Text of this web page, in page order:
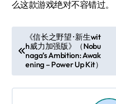
么这款游戏绝对不容错过。
章
《信长之野望･新生wit
h威力加强版》（Nobu
naga’s Ambition: Awak
ening – Power Up Kit）